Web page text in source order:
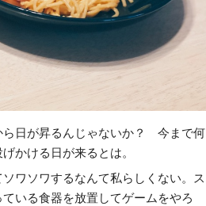
日が昇るんじゃないか？ 今まで何
かける日が来るとは。
ワソワするなんて私らしくない。ス
る食器を放置してゲームをやろ